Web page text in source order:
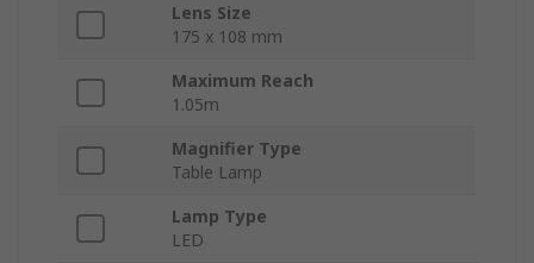
Lens Size
175 x 108 mm
Maximum Reach
1.05m
Magnifier Type
Table Lamp
Lamp Type
LED